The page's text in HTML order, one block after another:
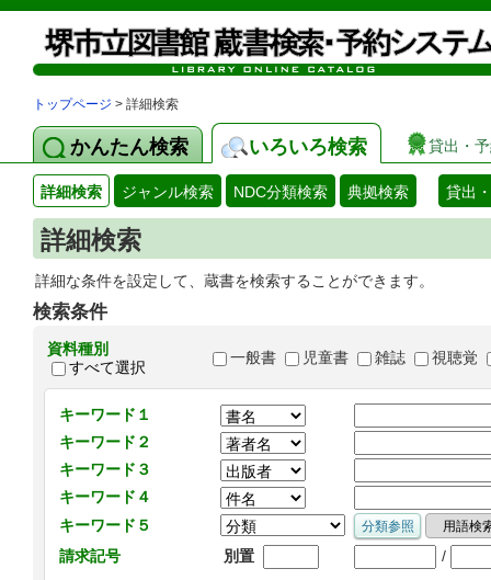
トップページ > 詳細検索
かんたん検索 いろいろ検索 貸出・
詳細検索 ジャンル検索 NDC分類検索 典拠検索 貸出
詳細検索
詳細な条件を設定して、蔵書を検索することができます。
検索条件
資料種別
すべて選択
一般書 児童書 雑誌 視聴覚
キーワード１
キーワード２
キーワード３
キーワード４
キーワード５
請求記号
別置 /